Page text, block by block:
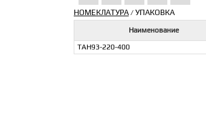
НОМЕКЛАТУРА/ УПАКОВКА
Наименование
ТАН93-220-400